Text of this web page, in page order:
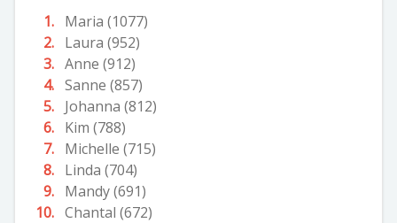
Maria (1077)
Laura (952)
Anne (912)
Sanne (857)
Johanna (812)
Kim (788)
Michelle (715)
Linda (704)
Mandy (691)
Chantal (672)